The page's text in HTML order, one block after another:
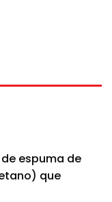
espuma de
que